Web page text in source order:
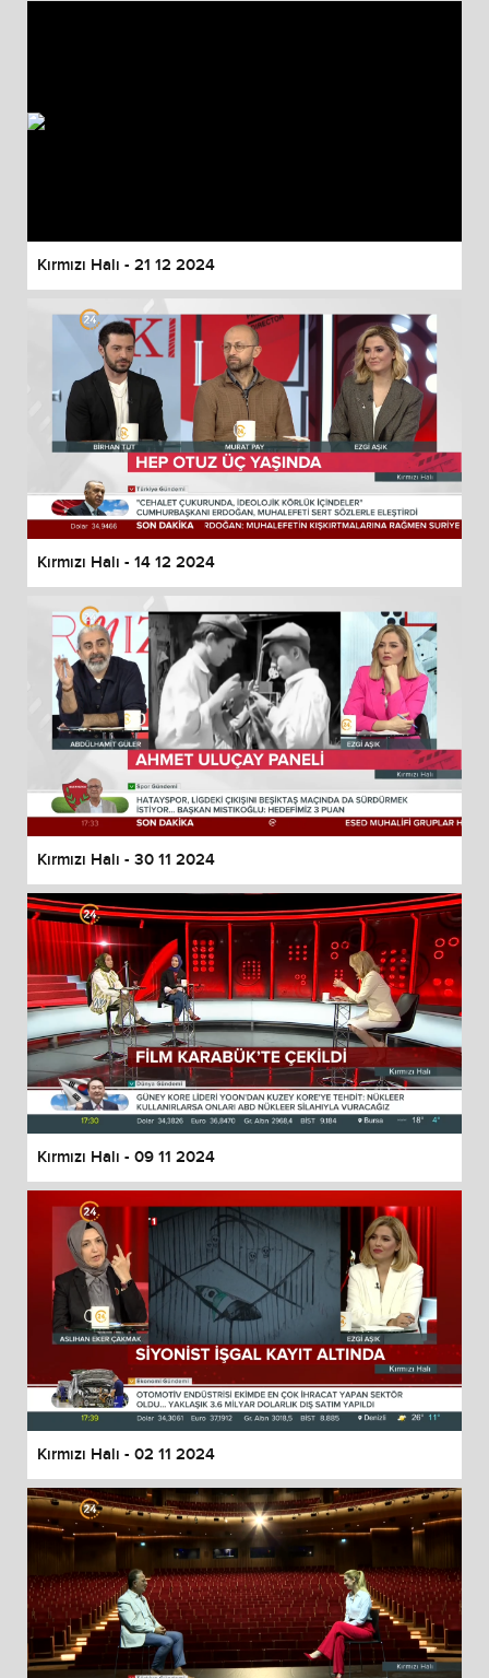
Kırmızı Halı - 21 12 2024
Kırmızı Halı - 14 12 2024
Kırmızı Halı - 30 11 2024
Kırmızı Halı - 09 11 2024
Kırmızı Halı - 02 11 2024